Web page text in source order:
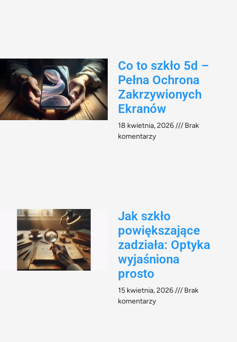
Co to szkło 5d –
Pełna Ochrona
Zakrzywionych
Ekranów
18 kwietnia, 2026
Brak
komentarzy
Jak szkło
powiększające
zadziała: Optyka
wyjaśniona
prosto
15 kwietnia, 2026
Brak
komentarzy